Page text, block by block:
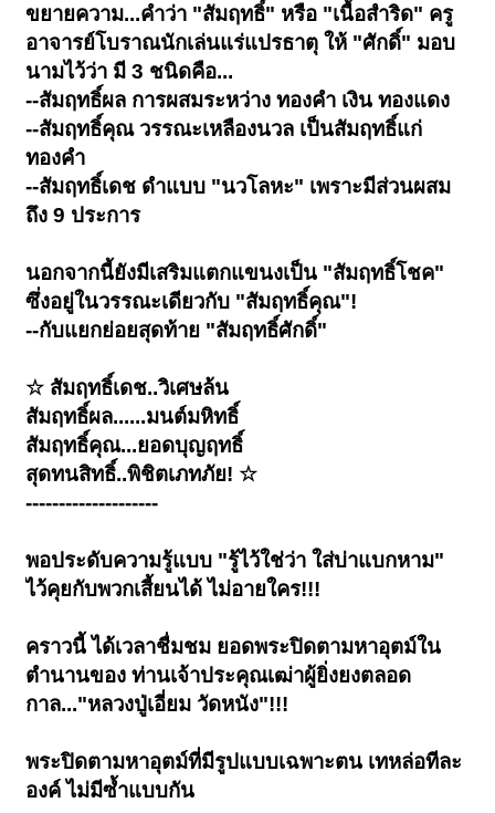
ขยายความ...คำว่า "สัมฤทธิ์" หรือ "เนื้อสำริด" ครู
อาจารย์โบราณนักเล่นแร่แปรธาตุ ให้ "ศักดิ์" มอบ
นามไว้ว่า มี 3 ชนิดคือ...
--สัมฤทธิ์ผล การผสมระหว่าง ทองคำ เงิน ทองแดง
--สัมฤทธิ์คุณ วรรณะเหลืองนวล เป็นสัมฤทธิ์แก่
ทองคำ
--สัมฤทธิ์เดช ดำแบบ "นวโลหะ" เพราะมีส่วนผสม
ถึง 9 ประการ
นอกจากนี้ยังมีเสริมแตกแขนงเป็น "สัมฤทธิ์โชค"
ซึ่งอยู่ในวรรณะเดียวกับ "สัมฤทธิ์คุณ"!
--กับแยกย่อยสุดท้าย "สัมฤทธิ์ศักดิ์"
☆ สัมฤทธิ์เดช..วิเศษล้น
สัมฤทธิ์ผล......มนต์มหิทธิ์
สัมฤทธิ์คุณ...ยอดบุญฤทธิ์
สุดทนสิทธิ์..พิชิตเภทภัย! ☆
--------------------
พอประดับความรู้แบบ "รู้ไว้ใช่ว่า ใส่บ่าแบกหาม"
ไว้คุยกับพวกเสี้ยนได้ ไม่อายใคร!!!
คราวนี้ ได้เวลาชื่มชม ยอดพระปิดตามหาอุตม์ใน
ตำนานของ ท่านเจ้าประคุณเฒ่าผู้ยิ่งยงตลอด
กาล..."หลวงปู่เอี่ยม วัดหนัง"!!!
พระปิดตามหาอุตม์ที่มีรูปแบบเฉพาะตน เทหล่อทีละ
องค์ ไม่มีซ้ำแบบกัน